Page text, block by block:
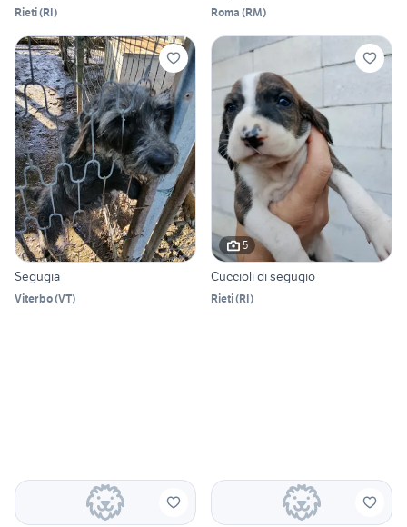
Rieti(RI) Roma (RM)
Segugia
Viterbo(VT)
5
Cuccioli di segugio
Rieti(RI)